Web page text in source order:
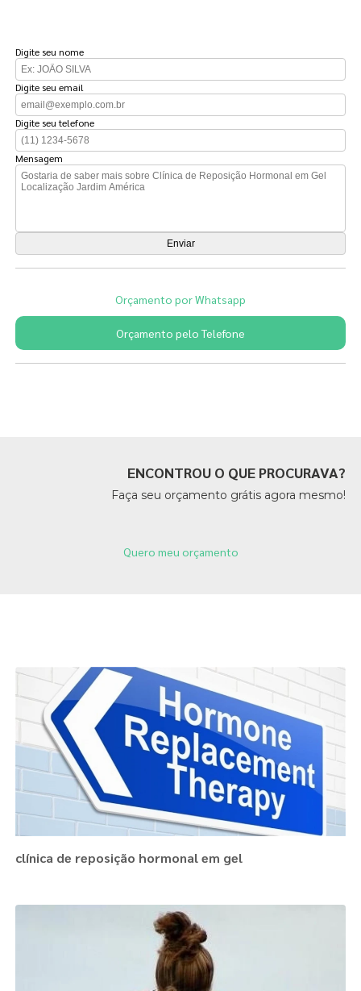
Digite seu nome
Digite seu email
Digite seu telefone
Mensagem
Orçamento por Whatsapp
Orçamento pelo Telefone
ENCONTROU O QUE PROCURAVA?
Faça seu orçamento grátis agora mesmo!
Quero meu orçamento
clínica de reposição hormonal em gel